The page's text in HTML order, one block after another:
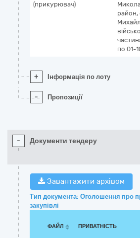
(прикурювач)
район,
по 01-
+ Інформація по лоту
- Пропозиції
- Документи тендеру
Завантажити архівом
Тип документа: Оголошення про
закупівлі
ФАЙЛ ПРИВАТНІСТЬ